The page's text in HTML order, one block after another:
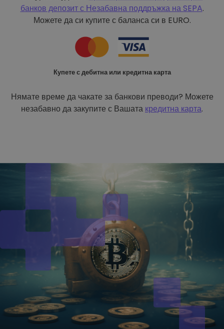
банков депозит с Незабавна поддръжка на SEPA.
Можете да си купите с баланса си в EURO.
Купете с дебитна или кредитна карта
Нямате време да чакате за банкови преводи? Можете
незабавно да закупите с Вашата кредитна карта.